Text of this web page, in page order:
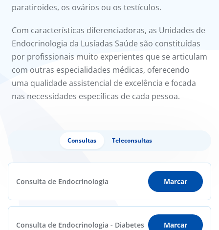
a nós
paratiroides, os ovários ou os testículos.
Com características diferenciadoras, as Unidades de
Endocrinologia da Lusíadas Saúde são constituídas
por profissionais muito experientes que se articulam
com outras especialidades médicas, oferecendo
uma qualidade assistencial de excelência e focada
nas necessidades específicas de cada pessoa.
Consultas Teleconsultas
Consulta de Endocrinologia Marcar
Consulta de Endocrinologia - Diabetes Marcar